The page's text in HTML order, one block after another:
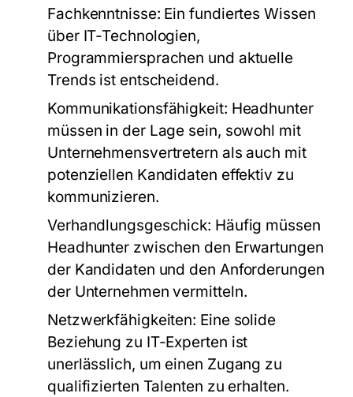
Fachkenntnisse: Ein fundiertes Wissen
über IT-Technologien,
Programmiersprachen und aktuelle
Trends ist entscheidend.
Kommunikationsfähigkeit: Headhunter
müssen in der Lage sein, sowohl mit
Unternehmensvertretern als auch mit
potenziellen Kandidaten effektiv zu
kommunizieren.
Verhandlungsgeschick: Häufig müssen
Headhunter zwischen den Erwartungen
der Kandidaten und den Anforderungen
der Unternehmen vermitteln.
Netzwerkfähigkeiten: Eine solide
Beziehung zu IT-Experten ist
unerlässlich, um einen Zugang zu
qualifizierten Talenten zu erhalten.